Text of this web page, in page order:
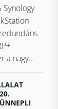
Synology
a nagy...